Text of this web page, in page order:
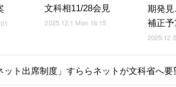
文科相11/28会見
2025.12.1 Mon 16:15
期発
補正予
ット出席制度」すららネットが文科省へ要